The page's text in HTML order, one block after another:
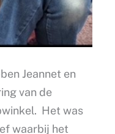
Jeannet en
van de
Het was
waarbij het